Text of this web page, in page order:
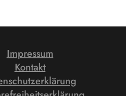
Impressum
Kontakt